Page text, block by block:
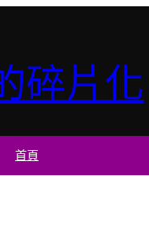
碎片化
首頁